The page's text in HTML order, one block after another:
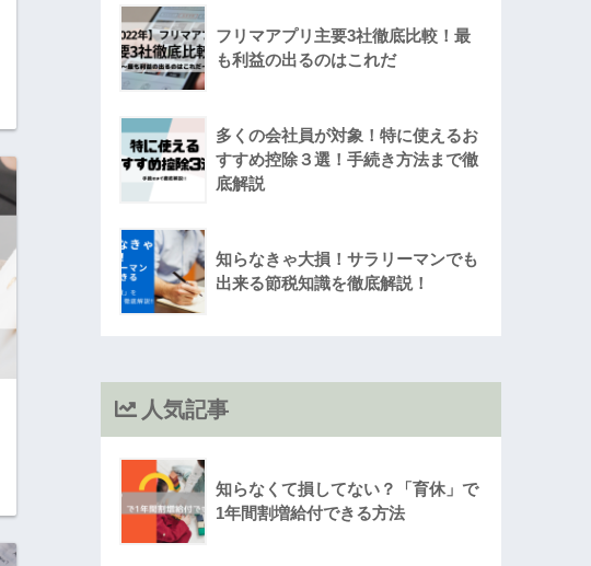
フリマアプリ主要3社徹底比較！最
も利益の出るのはこれだ
多くの会社員が対象！特に使えるお
すすめ控除３選！手続き方法まで徹
底解説
知らなきゃ大損！サラリーマンでも
出来る節税知識を徹底解説！
人気記事
知らなくて損してない？「育休」で
1年間割増給付できる方法